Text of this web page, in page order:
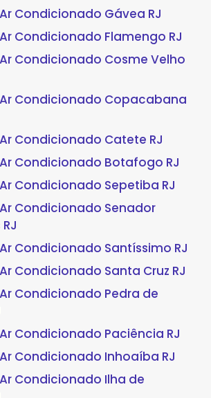
Condicionado Gávea RJ
Condicionado Flamengo RJ
Condicionado Cosme Velho
Condicionado Copacabana
Condicionado Catete RJ
Condicionado Botafogo RJ
Condicionado Sepetiba RJ
Condicionado Senador
Condicionado Santíssimo RJ
Condicionado Santa Cruz RJ
Condicionado Pedra de
Condicionado Paciência RJ
Condicionado Inhoaíba RJ
Condicionado Ilha de